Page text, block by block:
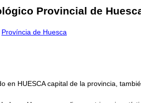
Provincial de
Província de Huesca
en HUESCA capital de la provincia,